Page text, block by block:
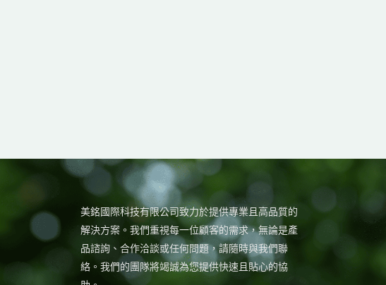
美銘國際科技有限公司致力於提供專業且高品質的
解決方案。我們重視每一位顧客的需求，無論是產
品諮詢、合作洽談或任何問題，請隨時與我們聯
絡。我們的團隊將竭誠為您提供快速且貼心的協